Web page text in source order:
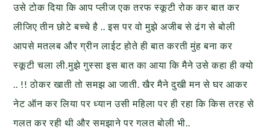
उसे टोक दिया कि आप प्लीज एक तरफ स्कूटी रोक कर बात कर
लीजिए तीन छोटे बच्चे है .. इस पर वो मुझे अजीब से ढंग से बोली
आपसे मतलब और ग्रीन लाईट होते ही बात करती मुंह बना कर
स्कूटी चला ली.मुझे गुस्सा इस बात का आया कि मैने उसे कहा ही क्यो
.. !! ठोकर खाती तो समझ आ जाती. खैर मैने दुखी मन से घर आकर
नेट ऑन कर लिया पर ध्यान उसी महिला पर ही रहा कि किस तरह से
गलत कर रही थी और समझाने पर गलत बोली भी..